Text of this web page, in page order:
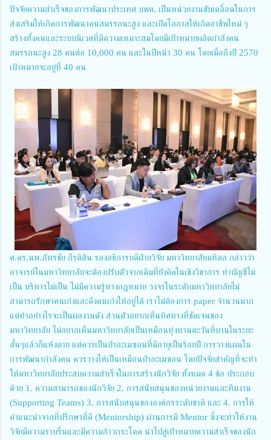
ปัจจัยความสำเร็จของการพัฒนาประเทศ บพค. เป็นหน่วยงานขับเคลื่อนในการ
ส่งเสริมให้เกิดการพัฒนาคนสมรรถนะสูง และเปิดโอกาสให้เกิดอาชีพใหม่ ๆ
สร้างทั้งคนและระบบนิเวศที่มีความเหมาะสมโดยมีเป้าหมายผลิตกำลังคน
สมรรถนะสูง 28 คนต่อ 10,000 คน และในปีหน้า 30 คน โดยเมื่อถึงปี 2570
เป้าหมายจะอยู่ที่ 40 คน
ศ.ดร.นพ.ภัทรชัย กีรติสิน รองอธิการบดีฝ่ายวิจัย มหาวิทยาลัยมหิดล กล่าวว่า
อาจารย์ในมหาวิทยาลัยจะต้องปรับตัวจากเดิมที่ยังคิดในเชิงวิชาการ ทำบัญชีไม่
เป็น บริหารไม่เป็น ไม่มีความรู้ทางกฎหมาย วงจรในระดับมหาวิทยาลัยไม่
สามารถรักษาคนเก่งและดึงคนเก่งให้อยู่ได้ เราไม่ต้องการ paper จำนวนมาก
แต่ทำอย่างไรจะเป็นผลงานดัง ส่วนตัวอยากเห็นทิศทางที่ชัดเจนของ
มหาวิทยาลัย ไม่อยากเห็นมหาวิทยาลัยเป็นเหมือนทุ่งทานตะวันที่บานในระยะ
สั้นๆแล้วก็แห้งตาย แต่ควรเป็นป่าอะเมซอนที่มีอายุเป็นร้อยปี การวางแผนใน
การพัฒนากำลังคน ควรวางให้เป็นเหมือนป่าอะเมซอน โดยปัจจัยสำคัญที่จะทํา
ให้มหาวิทยาลัยประสบความสําเร็จในการสร้างนักวิจัย ทั้งหมด 4 ข้อ ประกอบ
ด้วย 1. ความสามารถของนักวิจัย 2. การสนับสนุนของหน่วยงานและทีมงาน
(Supporting Teams) 3. การสนับสนุนขององค์กรระดับชาติ และ 4. การให้
คําแนะนําจากที่ปรึกษาที่ดี (Mentorship) ผ่านการมี Mentor ซึ่งจะทําให้งาน
วิจัยมีความราบรื่นและมีความก้าวกระโดด นําไปสู่เป้าหมายความสําเร็จของนัก